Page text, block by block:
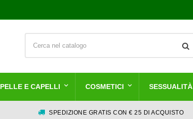
PELLE E CAPELLI COSMETICI SESSUALITÀ
SPEDIZIONE GRATIS CON € 25 DI ACQUISTO